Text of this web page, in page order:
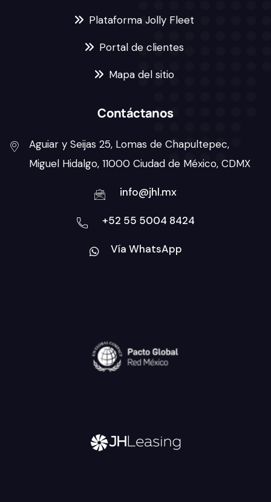
Plataforma Jolly Fleet
Portal de clientes
Mapa del sitio
Contáctanos
Aguiar y Seijas 25, Lomas de Chapultepec,
Miguel Hidalgo, 11000 Ciudad de México, CDMX
info@jhl.mx
+52 55 5004 8424
Vía WhatsApp